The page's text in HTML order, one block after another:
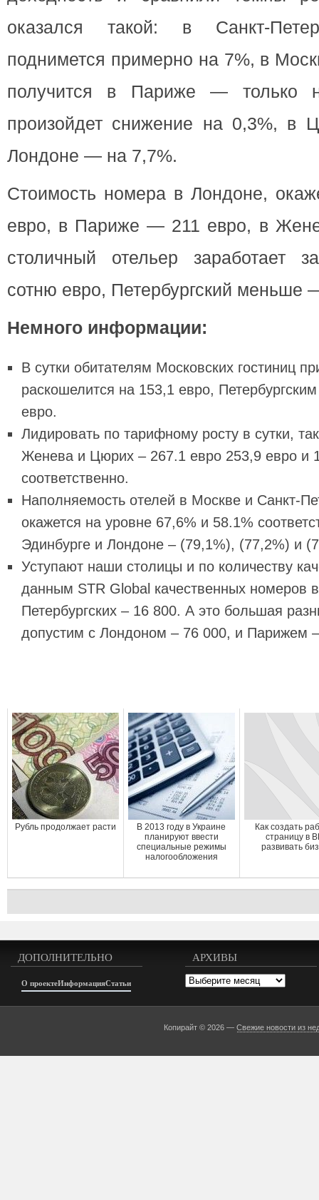
оказался такой: в Санкт-
поднимется примерно на 7%, в
получится в Париже —
произойдет снижение на 0,3%,
Лондоне — на 7,7%.
Стоимость номера в Лондоне,
евро, в Париже — 211 евро, в
столичный отельер заработает
сотню евро, Петербургский меньше
Немного информации:
В сутки обитателям Московских гостиниц
раскошелится на 153,1 евро,
евро.
Лидировать по тарифному росту в сутки,
Женева и Цюрих – 267.1 евро 253,9 евро и
соответственно.
Наполняемость отелей в Москве и Санкт-
окажется на уровне 67,6% и 58.1%
Эдинбурге и Лондоне – (79,1%), (77,2%) и
Уступают наши столицы и по количеству
данным STR Global качественных номеров
Петербургских – 16 800. А это большая
допустим с Лондоном – 76 000, и Парижем
Рубль продолжает расти
В 2013 году в Украине
планируют ввести
специальные режимы
налогообложения
Как создать
страницу в
развивать
ДОПОЛНИТЕЛЬНО
О проектеИнформацияСтатьи
АРХИВЫ
Архивы
Копирайт © 2026 —Свежие новости из